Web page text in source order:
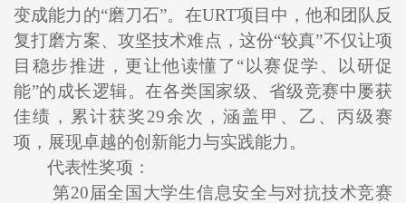
变成能力的“磨刀石”。在URT项目中，他和团队反
复打磨方案、攻坚技术难点，这份“较真”不仅让项
目稳步推进，更让他读懂了“以赛促学、以研促
能”的成长逻辑。在各类国家级、省级竞赛中屡获
佳绩，累计获奖29余次，涵盖甲、乙、丙级赛
项，展现卓越的创新能力与实践能力。
代表性奖项：
第20届全国大学生信息安全与对抗技术竞赛